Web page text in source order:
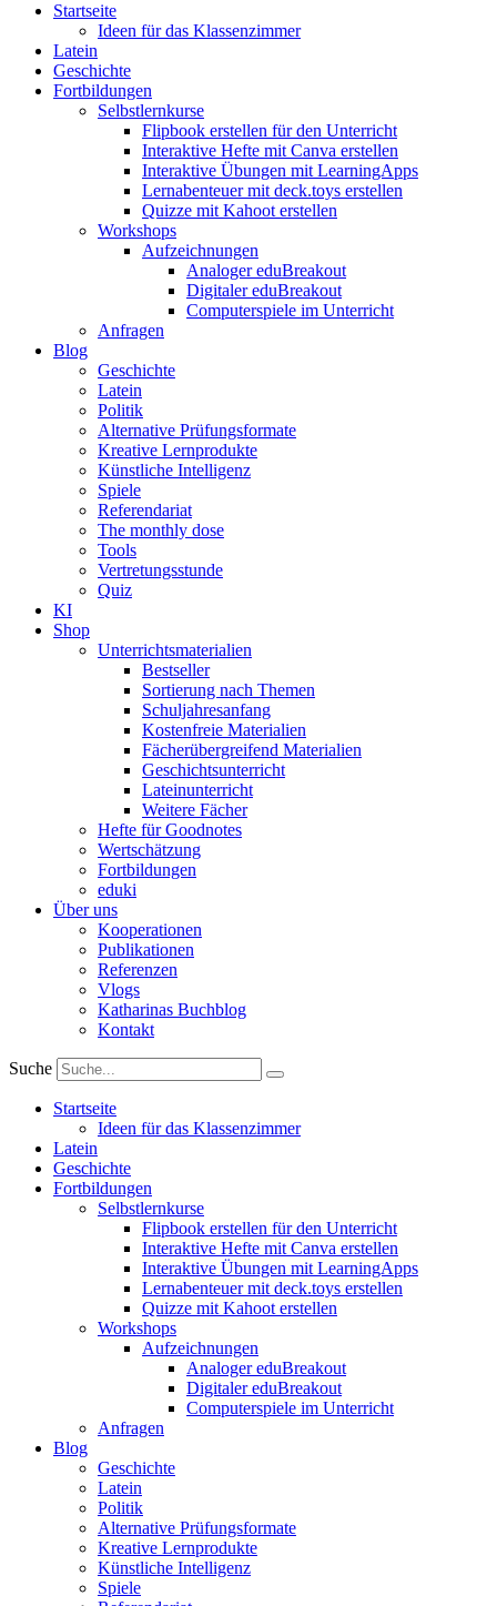
Startseite
Ideen für das Klassenzimmer
Latein
Geschichte
Fortbildungen
Selbstlernkurse
Flipbook erstellen für den Unterricht
Interaktive Hefte mit Canva erstellen
Interaktive Übungen mit LearningApps
Lernabenteuer mit deck.toys erstellen
Quizze mit Kahoot erstellen
Workshops
Aufzeichnungen
Analoger eduBreakout
Digitaler eduBreakout
Computerspiele im Unterricht
Anfragen
Blog
Geschichte
Latein
Politik
Alternative Prüfungsformate
Kreative Lernprodukte
Künstliche Intelligenz
Spiele
Referendariat
The monthly dose
Tools
Vertretungsstunde
Quiz
KI
Shop
Unterrichtsmaterialien
Bestseller
Sortierung nach Themen
Schuljahresanfang
Kostenfreie Materialien
Fächerübergreifend Materialien
Geschichtsunterricht
Lateinunterricht
Weitere Fächer
Hefte für Goodnotes
Wertschätzung
Fortbildungen
eduki
Über uns
Kooperationen
Publikationen
Referenzen
Vlogs
Katharinas Buchblog
Kontakt
Suche
Startseite
Ideen für das Klassenzimmer
Latein
Geschichte
Fortbildungen
Selbstlernkurse
Flipbook erstellen für den Unterricht
Interaktive Hefte mit Canva erstellen
Interaktive Übungen mit LearningApps
Lernabenteuer mit deck.toys erstellen
Quizze mit Kahoot erstellen
Workshops
Aufzeichnungen
Analoger eduBreakout
Digitaler eduBreakout
Computerspiele im Unterricht
Anfragen
Blog
Geschichte
Latein
Politik
Alternative Prüfungsformate
Kreative Lernprodukte
Künstliche Intelligenz
Spiele